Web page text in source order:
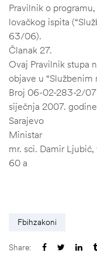
Pravilnik o
lovačkog ispita
63/06).
Članak 27.
Ovaj Pravilnik stupa
objave u “Službenim
Broj 06-02-283-2/07
siječnja 2007. godine
Sarajevo
Ministar
mr. sci. Damir Ljubić,
60 a
Fbihzakoni
Share: